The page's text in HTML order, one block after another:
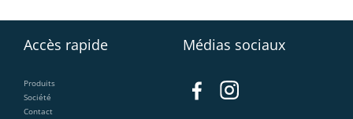
Accès rapide
Produits
Société
Contact
Médias sociaux